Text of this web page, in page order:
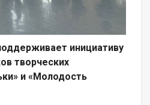
инициативу
творческих
и «Молодость